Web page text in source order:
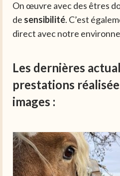
On œuvre avec des êtres
de sensibilité. C’est
direct avec notre
Les dernières
prestations
images :